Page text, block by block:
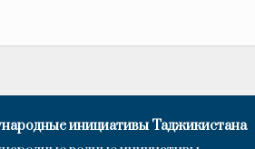
инициативы Таджикистана